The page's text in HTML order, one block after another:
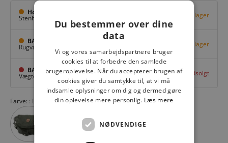
Hovedlager
Stenhuggervej 10, Få på lager
BAGGI Tarup Center
Rugvang 36, Få på lager
BAGGI Nyborg
Vægtergade 1,Nyborg Udsolgt
Farve: Black 550
Du bestemmer over dine
data
Vi og vores samarbejdspartnere bruger
cookies til at forbedre den samlede
brugeroplevelse. Når du accepterer brugen af
cookies giver du samtykke til, at vi må
indsamle oplysninger om dig og dermed gøre
din oplevelse mere personlig. Læs mere
NØDVENDIGE